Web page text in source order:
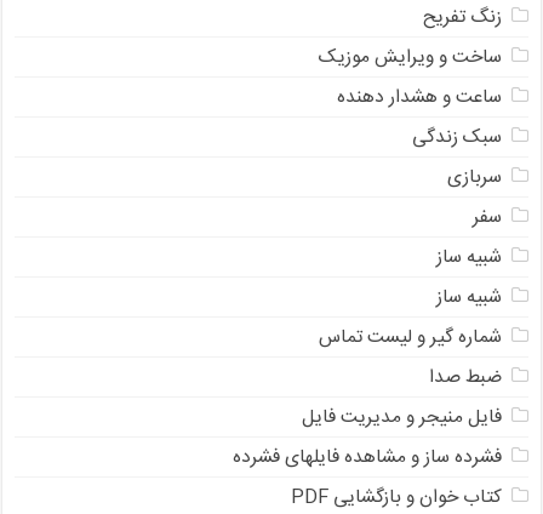
زنگ تفریح
ساخت و ویرایش موزیک
ساعت و هشدار دهنده
سبک زندگی
سربازی
سفر
شبیه ساز
شبیه ساز
شماره گیر و لیست تماس
ضبط صدا
فایل منیجر و مدیریت فایل
فشرده ساز و مشاهده فایلهای فشرده
کتاب خوان و بازگشایی PDF